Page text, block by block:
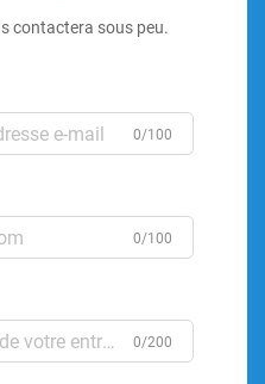
contactera sous peu.
0/100
0/100
0/200